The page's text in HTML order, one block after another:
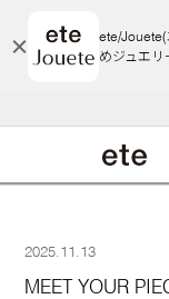
ete/
めジュエリ
エコラ
ご注文
エコラ
ご注文
2025.11.13
MEET YOUR